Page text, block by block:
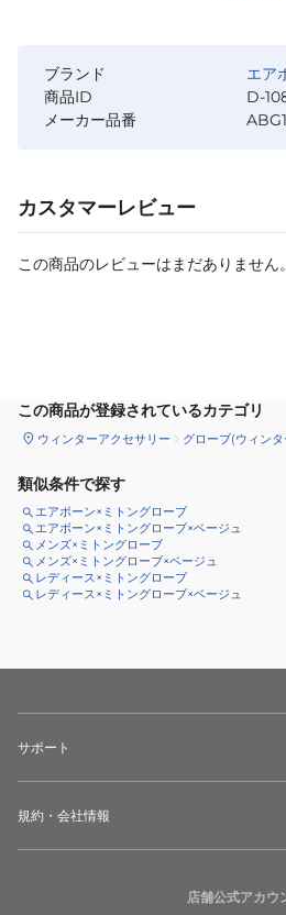
ブランド
エア
商品ID
D-
メーカー品番
カスタマーレビュー
この商品のレビューはまだありません。
この商品が登録されているカテゴリ
ウィンターアクセサリー グローブ(ウィン
類似条件で探す
エアボーン×ミトングローブ
エアボーン×ミトングローブ×ベージュ
メンズ×ミトングローブ
メンズ×ミトングローブ×ベージュ
レディース×ミトングローブ
レディース×ミトングローブ×ベージュ
サポート
規約・会社情報
店舗公式アカウ